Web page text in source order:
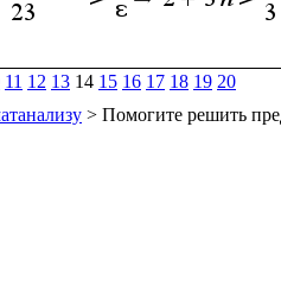
11 12 13 14 15 16 17 18 19 20
> Помогите решить